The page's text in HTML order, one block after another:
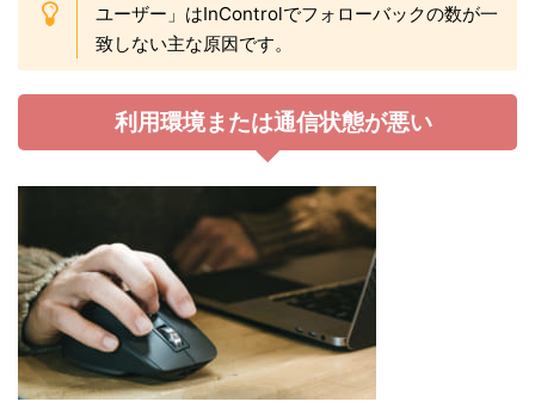
ユーザー」はInControlでフォローバックの数が一
致しない主な原因です。
利用環境または通信状態が悪い